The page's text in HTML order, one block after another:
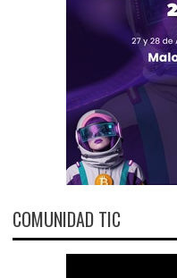
COMUNIDAD TIC